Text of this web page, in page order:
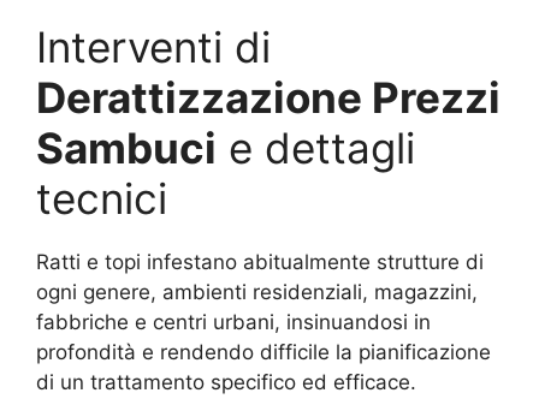
Interventi di
Derattizzazione Prezzi
Sambuci e dettagli
tecnici
Ratti e topi infestano abitualmente strutture di
ogni genere, ambienti residenziali, magazzini,
fabbriche e centri urbani, insinuandosi in
profondità e rendendo difficile la pianificazione
di un trattamento specifico ed efficace.